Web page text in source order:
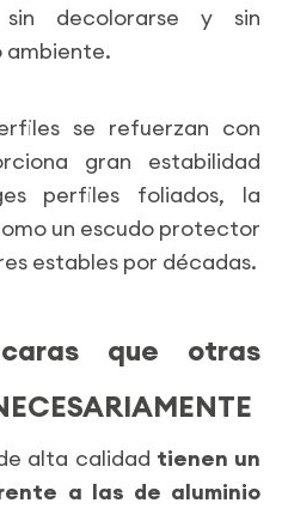
decolorarse y sin
ambiente.
se refuerzan con
gran estabilidad
perfiles foliados, la
un escudo protector
estables por décadas.
que otras
alta calidad tienen un
a las de aluminio